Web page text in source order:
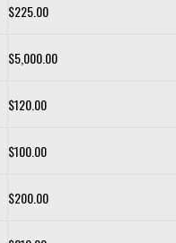
$225.00
$5,000.00
$120.00
$100.00
$200.00